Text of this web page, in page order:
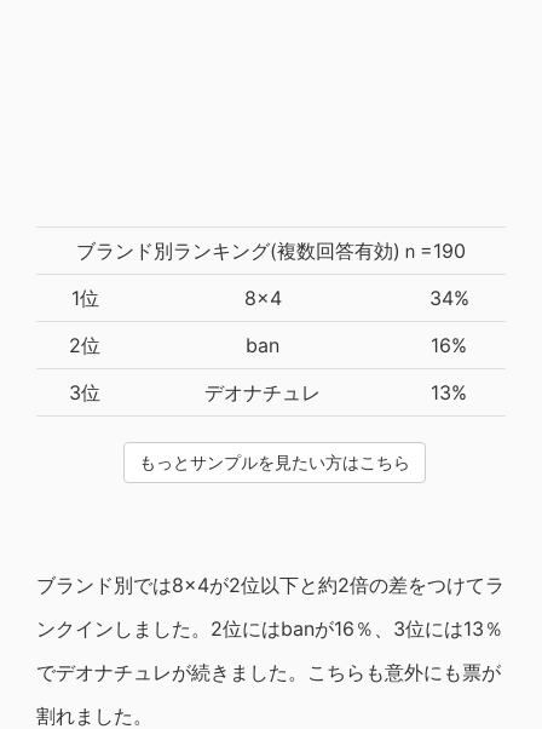
ブランド別ランキング(複数回答有効)ｎ=190
1位
8×4
34%
2位
ban
16%
3位
デオナチュレ 13%
もっとサンプルを見たい方はこちら
ブランド別では8×4が2位以下と約2倍の差をつけてラ
ンクインしました。2位にはbanが16％、3位には13％
でデオナチュレが続きました。こちらも意外にも票が
割れました。